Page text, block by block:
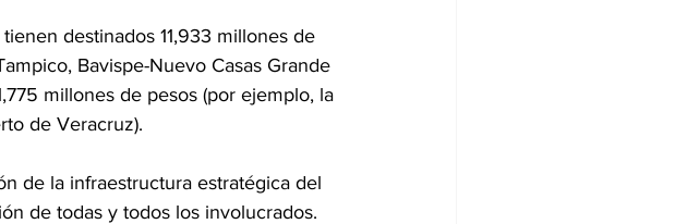
destinados 11,933 millones de
Bavispe-Nuevo Casas Grande
millones de pesos (por ejemplo, la
de Veracruz).
de la infraestructura estratégica del
de todas y todos los involucrados.